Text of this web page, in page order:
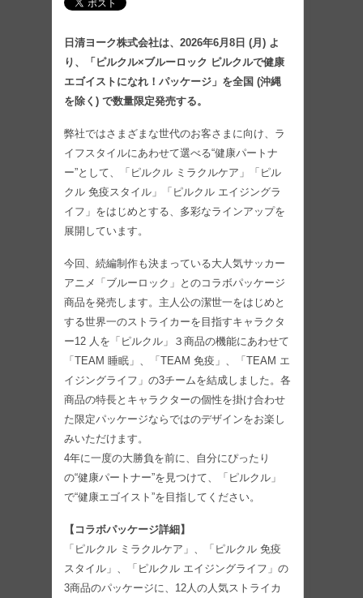
日清ヨーク株式会社は、2026年6月8日 (月) よ
り、「ピルクル×ブルーロック ピルクルで健康
エゴイストになれ！パッケージ」を全国 (沖縄
を除く) で数量限定発売する。
弊社ではさまざまな世代のお客さまに向け、ラ
イフスタイルにあわせて選べる“健康パートナ
ー”として、「ピルクル ミラクルケア」「ピル
クル 免疫スタイル」「ピルクル エイジングラ
イフ」をはじめとする、多彩なラインアップを
展開しています。
今回、続編制作も決まっている大人気サッカー
アニメ「ブルーロック」とのコラボパッケージ
商品を発売します。主人公の潔世一をはじめと
する世界一のストライカーを目指すキャラクタ
ー12 人を「ピルクル」３商品の機能にあわせて
「TEAM 睡眠」、「TEAM 免疫」、「TEAM エ
イジングライフ」の3チームを結成しました。各
商品の特長とキャラクターの個性を掛け合わせ
た限定パッケージならではのデザインをお楽し
みいただけます。
4年に一度の大勝負を前に、自分にぴったり
の“健康パートナー”を見つけて、「ピルクル」
で“健康エゴイスト”を目指してください。
【コラボパッケージ詳細】
「ピルクル ミラクルケア」、「ピルクル 免疫
スタイル」、「ピルクル エイジングライフ」の
3商品のパッケージに、12人の人気ストライカ